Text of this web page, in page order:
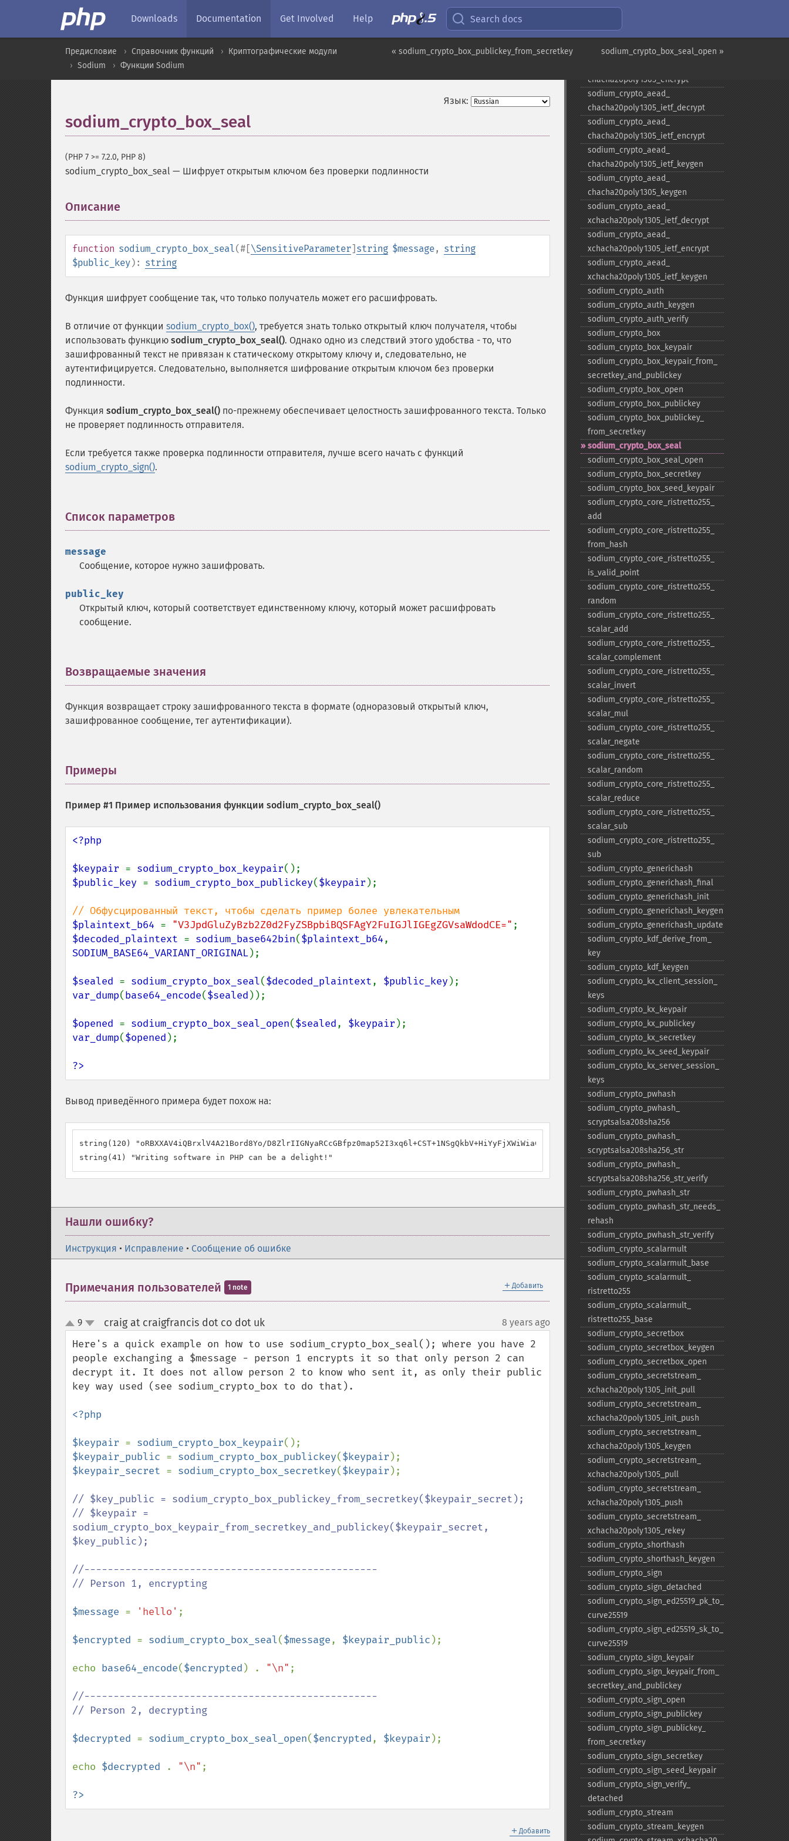
Downloads Documentation Get Involved Help Search docs
sodium_crypto_box_seal_open »
« sodium_crypto_box_publickey_from_secretkey
Предисловие Справочник функций
Криптографические модули
Sodium
Функции Sodium
Язык:
sodium_crypto_box_seal
(PHP 7 >= 7.2.0, PHP 8)
sodium_crypto_box_seal — Шифрует открытым ключом без проверки подлинности
Описание
function sodium_crypto_box_seal(#[\SensitiveParameter] string $message, string
$public_key): string
Функция шифрует сообщение так, что только получатель может его расшифровать.
В отличие от функции sodium_crypto_box(), требуется знать только открытый ключ получателя, чтобы
использовать функцию sodium_crypto_box_seal(). Однако одно из следствий этого удобства - то, что
зашифрованный текст не привязан к статическому открытому ключу и, следовательно, не
аутентифицируется. Следовательно, выполняется шифрование открытым ключом без проверки
подлинности.
Функция sodium_crypto_box_seal() по-прежнему обеспечивает целостность зашифрованного текста. Только
не проверяет подлинность отправителя.
Если требуется также проверка подлинности отправителя, лучше всего начать с функций
sodium_crypto_sign().
Список параметров
message
Сообщение, которое нужно зашифровать.
public_key
Открытый ключ, который соответствует единственному ключу, который может расшифровать
сообщение.
Возвращаемые значения
Функция возвращает строку зашифрованного текста в формате (одноразовый открытый ключ,
зашифрованное сообщение, тег аутентификации).
Примеры
Пример #1 Пример использования функции sodium_crypto_box_seal()
<?php
$keypair = sodium_crypto_box_keypair
$public_key = sodium_crypto_box_publickey($keypair );
$plaintext_b64 = "V3JpdGluZyBzb2Z0d2FyZSBpbiBQSFAgY2FuIGJlIGEgZGVsaWdodCE="
$decoded_plaintext = sodium_base642bin($plaintext_b64
SODIUM_BASE64_VARIANT_ORIGINAL);
$sealed = sodium_crypto_box_seal($decoded_plaintext, $public_key
var_dump(base64_encode($sealed ));
$opened = sodium_crypto_box_seal_open($sealed, $keypair
var_dump($opened );
?>
Вывод приведённого примера будет похож на:
string(120) "oRBXXAV4iQBrxlV4A21Bord8Yo/D8ZlrIIGNyaRCcGBfpz0map52I3xq6l+CST+1NSgQkbV+HiYyFjXWiWiaCGupGf+zl4bgWj/A9Adtem7Jt3h3emrMsLw="
string(41) "Writing software in PHP can be a delight!"
Нашли ошибку?
Инструкция • Исправление • Сообщение об ошибке
＋ Добавить
Примечания пользователей 1 note
up
down
9 craig at craigfrancis dot co dot uk¶ 8 years ago
Here's a quick example on how to use sodium_crypto_box_seal(); where you have 2
people exchanging a $message - person 1 encrypts it so that only person 2 can
decrypt it. It does not allow person 2 to know who sent it, as only their public
key way used (see sodium_crypto_box to do that).
<?php
$keypair = sodium_crypto_box_keypair
$keypair_public = sodium_crypto_box_publickey($keypair
$keypair_secret = sodium_crypto_box_secretkey($keypair );
// $key_public = sodium_crypto_box_publickey_from_secretkey($keypair_secret);
// $keypair =
sodium_crypto_box_keypair_from_secretkey_and_publickey($keypair_secret,
$key_public);
//--------------------------------------------------
// Person 1, encrypting
$message = 'hello' ;
$encrypted = sodium_crypto_box_seal($message, $keypair_public );
echo base64_encode($encrypted ) . "\n" ;
//--------------------------------------------------
// Person 2, decrypting
$decrypted = sodium_crypto_box_seal_open($encrypted, $keypair );
echo $decrypted . "\n" ;
?>
＋ Добавить
sodium_​crypto_​aead_​aes256gcm_​
sodium_​crypto_​aead_​
chacha20poly1305_​decrypt
chacha20poly1305_​encrypt
sodium_​crypto_​aead_​
chacha20poly1305_​ietf_​decrypt
sodium_​crypto_​aead_​
chacha20poly1305_​ietf_​encrypt
sodium_​crypto_​aead_​
chacha20poly1305_​ietf_​keygen
sodium_​crypto_​aead_​
chacha20poly1305_​keygen
sodium_​crypto_​aead_​
xchacha20poly1305_​ietf_​decrypt
sodium_​crypto_​aead_​
xchacha20poly1305_​ietf_​encrypt
sodium_​crypto_​aead_​
xchacha20poly1305_​ietf_​keygen
sodium_​crypto_​auth
sodium_​crypto_​auth_​keygen
sodium_​crypto_​auth_​verify
sodium_​crypto_​box
sodium_​crypto_​box_​keypair
sodium_​crypto_​box_​keypair_​from_​
secretkey_​and_​publickey
sodium_​crypto_​box_​open
sodium_​crypto_​box_​publickey
sodium_​crypto_​box_​publickey_​
from_​secretkey
sodium_​crypto_​box_​seal
sodium_​crypto_​box_​seal_​open
sodium_​crypto_​box_​secretkey
sodium_​crypto_​box_​seed_​keypair
sodium_​crypto_​core_​ristretto255_​
add
sodium_​crypto_​core_​ristretto255_​
from_​hash
sodium_​crypto_​core_​ristretto255_​
is_​valid_​point
sodium_​crypto_​core_​ristretto255_​
random
sodium_​crypto_​core_​ristretto255_​
scalar_​add
sodium_​crypto_​core_​ristretto255_​
scalar_​complement
sodium_​crypto_​core_​ristretto255_​
scalar_​invert
sodium_​crypto_​core_​ristretto255_​
scalar_​mul
sodium_​crypto_​core_​ristretto255_​
scalar_​negate
sodium_​crypto_​core_​ristretto255_​
scalar_​random
sodium_​crypto_​core_​ristretto255_​
scalar_​reduce
sodium_​crypto_​core_​ristretto255_​
scalar_​sub
sodium_​crypto_​core_​ristretto255_​
sub
sodium_​crypto_​generichash
sodium_​crypto_​generichash_​final
sodium_​crypto_​generichash_​init
sodium_​crypto_​generichash_​keygen
sodium_​crypto_​generichash_​update
sodium_​crypto_​kdf_​derive_​from_​
key
sodium_​crypto_​kdf_​keygen
sodium_​crypto_​kx_​client_​session_​
keys
sodium_​crypto_​kx_​keypair
sodium_​crypto_​kx_​publickey
sodium_​crypto_​kx_​secretkey
sodium_​crypto_​kx_​seed_​keypair
sodium_​crypto_​kx_​server_​session_​
keys
sodium_​crypto_​pwhash
sodium_​crypto_​pwhash_​
scryptsalsa208sha256
sodium_​crypto_​pwhash_​
scryptsalsa208sha256_​str
sodium_​crypto_​pwhash_​
scryptsalsa208sha256_​str_​verify
sodium_​crypto_​pwhash_​str
sodium_​crypto_​pwhash_​str_​needs_​
rehash
sodium_​crypto_​pwhash_​str_​verify
sodium_​crypto_​scalarmult
sodium_​crypto_​scalarmult_​base
sodium_​crypto_​scalarmult_​
ristretto255
sodium_​crypto_​scalarmult_​
ristretto255_​base
sodium_​crypto_​secretbox
sodium_​crypto_​secretbox_​keygen
sodium_​crypto_​secretbox_​open
sodium_​crypto_​secretstream_​
xchacha20poly1305_​init_​pull
sodium_​crypto_​secretstream_​
xchacha20poly1305_​init_​push
sodium_​crypto_​secretstream_​
xchacha20poly1305_​keygen
sodium_​crypto_​secretstream_​
xchacha20poly1305_​pull
sodium_​crypto_​secretstream_​
xchacha20poly1305_​push
sodium_​crypto_​secretstream_​
xchacha20poly1305_​rekey
sodium_​crypto_​shorthash
sodium_​crypto_​shorthash_​keygen
sodium_​crypto_​sign
sodium_​crypto_​sign_​detached
sodium_​crypto_​sign_​ed25519_​pk_​to_​
curve25519
sodium_​crypto_​sign_​ed25519_​sk_​to_​
curve25519
sodium_​crypto_​sign_​keypair
sodium_​crypto_​sign_​keypair_​from_​
secretkey_​and_​publickey
sodium_​crypto_​sign_​open
sodium_​crypto_​sign_​publickey
sodium_​crypto_​sign_​publickey_​
from_​secretkey
sodium_​crypto_​sign_​secretkey
sodium_​crypto_​sign_​seed_​keypair
sodium_​crypto_​sign_​verify_​
detached
sodium_​crypto_​stream
sodium_​crypto_​stream_​keygen